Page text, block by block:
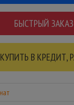
БЫСТРЫЙ ЗАКАЗ
КУПИТЬ В КРЕДИТ,